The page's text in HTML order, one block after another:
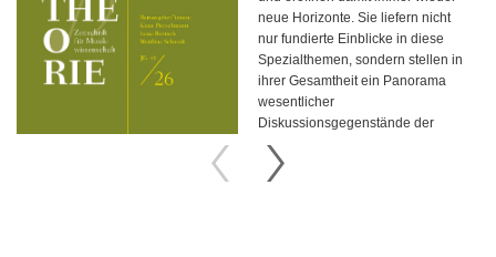
neue Horizonte. Sie liefern nicht
nur fundierte Einblicke in diese
Spezialthemen, sondern stellen in
ihrer Gesamtheit ein Panorama
wesentlicher
Diskussionsgegenstände der
Musikwissenschaft unserer Zeit
dar. Die Zeitschrift erscheint 4-mal
jährlich.